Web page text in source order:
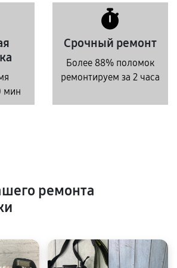
мин
Срочный ремонт
Более 88% поломок
ремонтируем за 2 часа
ремонта